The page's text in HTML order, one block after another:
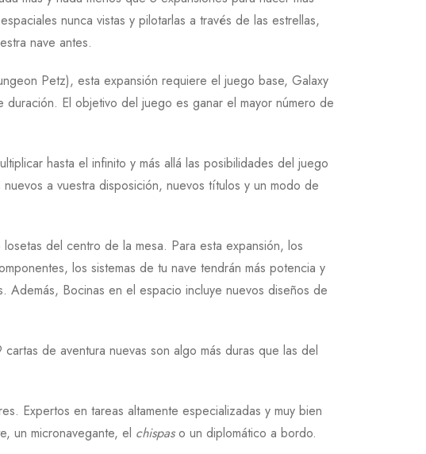
nunca vistas y pilotarlas a través de las estrellas,
nave antes.
Petz), esta expansión requiere el juego base, Galaxy
El objetivo del juego es ganar el mayor número de
hasta el infinito y más allá las posibilidades del juego
a vuestra disposición, nuevos títulos y un modo de
del centro de la mesa. Para esta expansión, los
los sistemas de tu nave tendrán más potencia y
Además, Bocinas en el espacio incluye nuevos diseños de
de aventura nuevas son algo más duras que las del
Expertos en tareas altamente especializadas y muy bien
un micronavegante, el chispaso un diplomático a bordo.